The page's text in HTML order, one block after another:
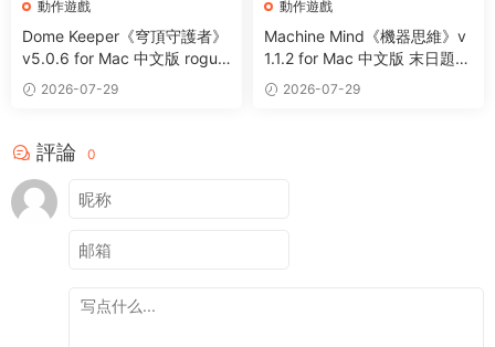
動作遊戲
Dome Keeper《穹頂守護者》
v5.0.6 for Mac 中文版 roguel
ike采礦休閑動作遊戲
2026-07-29
動作遊戲
Machine Mind《機器思維》v
1.1.2 for Mac 中文版 末日題材
動作遊戲
2026-07-29
評論 0